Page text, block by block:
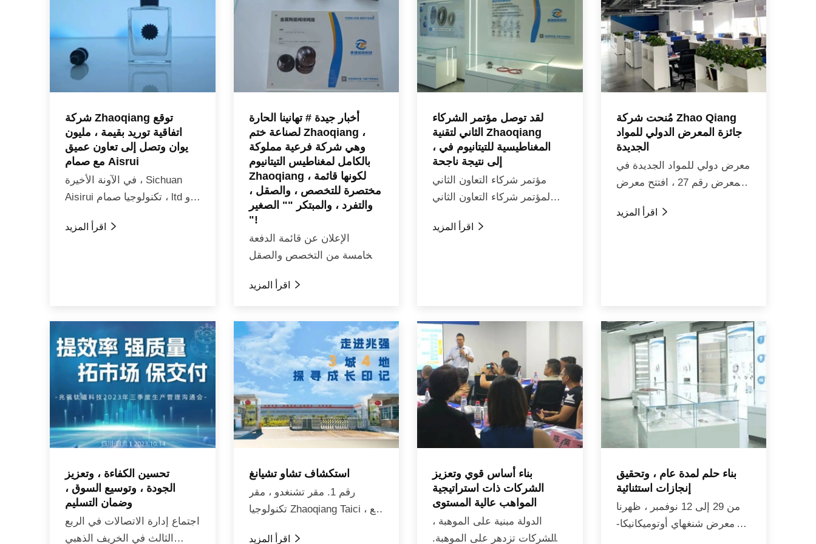
شركة Zhaoqiang توقع
اتفاقية توريد بقيمة ، مليون
يوان وتصل إلى تعاون عميق
مع صمام Aisrui
في الآونة الأخيرة ، Sichuan
Aisirui تكنولوجيا صمام ، ltd و
التكنولوجيا Co. ، ltd قد وقعت 
أخبار جيدة # تهانينا الحارة
لصناعة ختم Zhaoqiang ،
وهي شركة فرعية مملوكة
بالكامل لمغناطيس التيتانيوم
Zhaoqiang ، لكونها قائمة
مختصرة للتخصص ، والصقل ،
والتفرد ، والمبتكر "" الصغير
"!
الإعلان عن قائمة الدفعة
الخامسة من التخصص والصقل
"الصغيرة" في مقاطعة
الاقتصاد وفي...

لقد توصل مؤتمر الشركاء
الثاني لتقنية Zhaoqiang
المغناطيسية للتيتانيوم في ،
إلى نتيجة ناجحة
مؤتمر شركاء التعاون الثاني
لمؤتمر شركاء التعاون الثاني
المغناطيسية للتيتانيوم في ، قد

مُنحت شركة Zhao Qiang
جائزة المعرض الدولي للمواد
الجديدة
معرض دولي للمواد الجديدة في
المعرض رقم 27 ، افتتح معرض
20 في مركز شنتشن الدولي

تحسين الكفاءة ، وتعزيز
الجودة ، وتوسيع السوق ،
وضمان التسليم
اجتماع إدارة الاتصالات في الربع
الثالث في الخريف الذهبي
استكشاف تشاو تشيانغ
رقم 1. مقر تشنغدو ، مقر
تكنولوجيا Zhaoqiang Taici ، يقع

بناء أساس قوي وتعزيز
الشركات ذات استراتيجية
المواهب عالية المستوى
الدولة مبنية على الموهبة ،
والشركات تزدهر على الموهبة.
بناء حلم لمدة عام ، وتحقيق
إنجازات استثنائية
من 29 إلى 12 نوفمبر ، ظهرنا
في معرض شنغهاي أوتوميكانيكا-